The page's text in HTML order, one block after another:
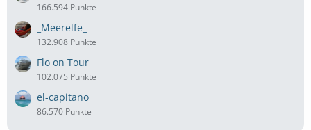
166.594 Punkte
_Meerelfe_
132.908 Punkte
Flo on Tour
102.075 Punkte
el-capitano
86.570 Punkte